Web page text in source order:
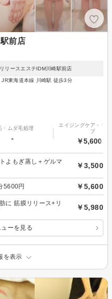
前店
リースエステIDM川崎駅前店
東海道本線 川崎駅 徒歩3分
・ムダ毛処理
-
エイジングケア・リ
プ
￥5,600～
よもぎ蒸し＋ゲルマ
￥3,500
5600円 ￥5,600
に 筋膜リリース+リ
￥5,980
ーを見る
を表示